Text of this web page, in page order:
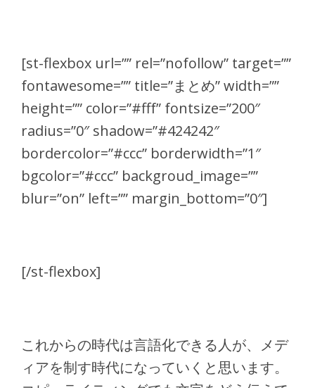
[st-flexbox url=”” rel=”nofollow” target=””
fontawesome=”” title=”まとめ” width=””
height=”” color=”#fff” fontsize=”200″
radius=”0″ shadow=”#424242″
bordercolor=”#ccc” borderwidth=”1″
bgcolor=”#ccc” backgroud_image=””
blur=”on” left=”” margin_bottom=”0″]
[/st-flexbox]
これからの時代は言語化できる人が、メデ
ィアを制す時代になっていくと思います。